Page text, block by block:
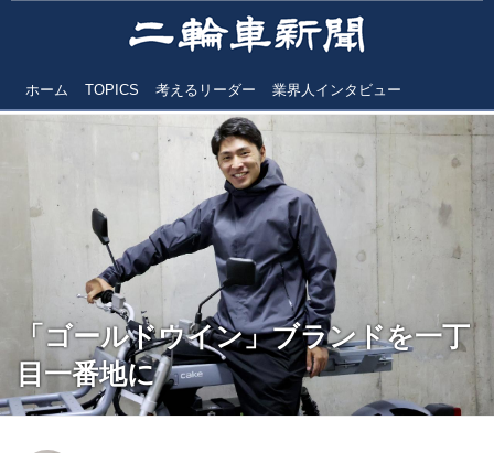
ホーム TOPICS 考えるリーダー 業界人インタビュー
「ゴールドウイン」ブランドを一丁
目一番地に